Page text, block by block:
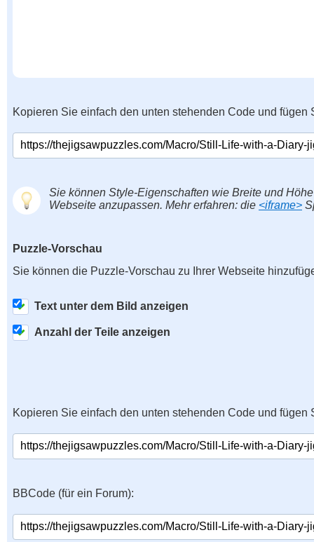
Kopieren Sie einfach den unten stehenden Code und fügen
Sie können Style-Eigenschaften wie Breite und
Webseite anzupassen. Mehr erfahren: die <iframe>
Puzzle-Vorschau
Sie können die Puzzle-Vorschau zu Ihrer Webseite
Text unter dem Bild anzeigen
Anzahl der Teile anzeigen
Kopieren Sie einfach den unten stehenden Code und fügen
BBCode (für ein Forum):